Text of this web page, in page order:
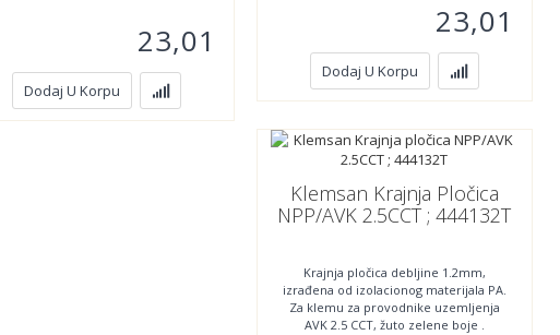
23,01
Dodaj U Korpu
23,01
Dodaj U Korpu
Klemsan Krajnja Pločica
NPP/AVK 2.5CCT ; 444132T
Krajnja pločica debljine 1.2mm,
izrađena od izolacionog materijala PA.
Za klemu za provodnike uzemljenja
AVK 2.5 CCT, žuto zelene boje .